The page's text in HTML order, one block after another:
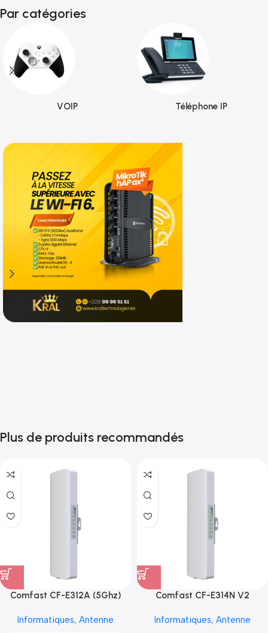
Par catégories
VOIP Téléphone IP
Plus de produits recommandés
Comfast CF-E312A (5Ghz)
Informatiques, Antenne
Comfast CF-E314N V2
Informatiques, Antenne